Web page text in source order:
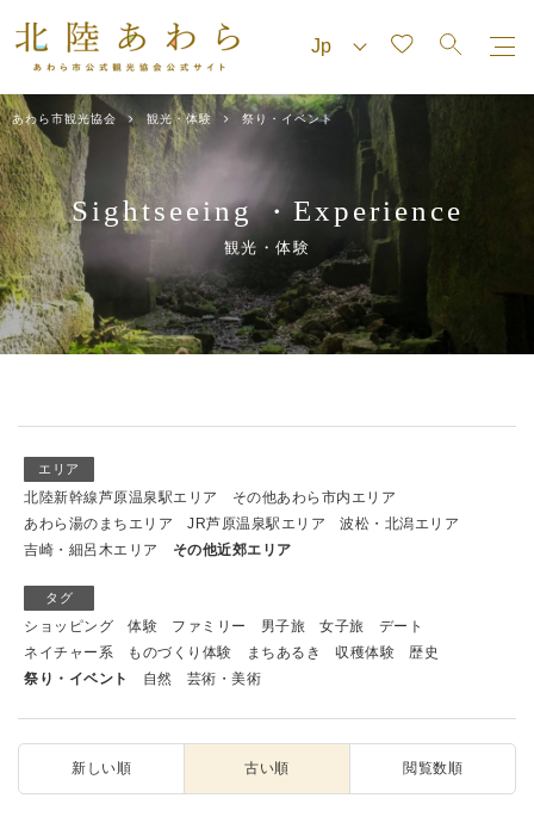
あわら市観光協会 観光・体験 祭り・イベント
Sightseeing・ Experience
観光・体験
エリア
北陸新幹線芦原温泉駅エリア
その他あわら市内エリア
あわら湯のまちエリア
JR芦原温泉駅エリア
波松・北潟エリア
吉崎・細呂木エリア
その他近郊エリア
タグ
ショッピング 体験 ファミリー 男子旅 女子旅
デート
ネイチャー系
ものづくり体験 まちあるき 収穫体験
歴史
祭り・イベント
自然 芸術・美術
新しい順 古い順 閲覧数順